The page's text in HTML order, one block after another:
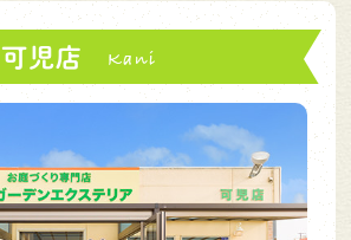
可児店